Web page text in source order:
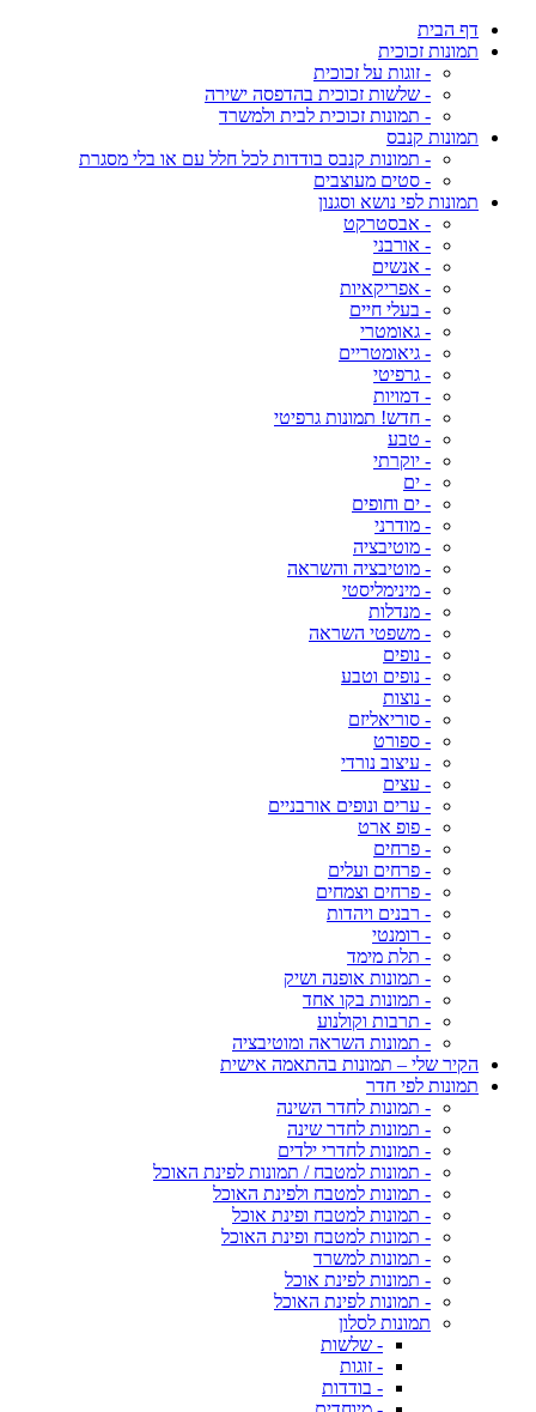
דף הבית
תמונות זכוכית
- זוגות על זכוכית
- שלשות זכוכית בהדפסה ישירה
- תמונות זכוכית לבית ולמשרד
תמונות קנבס
- תמונות קנבס בודדות לכל חלל עם או בלי מסגרת
- סטים מעוצבים
תמונות לפי נושא וסגנון
- אבסטרקט
- אורבני
- אנשים
- אפריקאיות
- בעלי חיים
- גאומטרי
- גיאומטריים
- גרפיטי
- דמויות
- חדש! תמונות גרפיטי
- טבע
- יוקרתי
- ים
- ים וחופים
- מודרני
- מוטיבציה
- מוטיבציה והשראה
- מינימליסטי
- מנדלות
- משפטי השראה
- נופים
- נופים וטבע
- נוצות
- סוריאליזם
- ספורט
- עיצוב נורדי
- עצים
- ערים ונופים אורבניים
- פופ ארט
- פרחים
- פרחים ועלים
- פרחים וצמחים
- רבנים ויהדות
- רומנטי
- תלת מימד
- תמונות אופנה ושיק
- תמונות בקו אחד
- תרבות וקולנוע
- תמונות השראה ומוטיבציה
הקיר שלי – תמונות בהתאמה אישית
תמונות לפי חדר
- תמונות לחדר השינה
- תמונות לחדר שינה
- תמונות לחדרי ילדים
- תמונות למטבח / תמונות לפינת האוכל
- תמונות למטבח ולפינת האוכל
- תמונות למטבח ופינת אוכל
- תמונות למטבח ופינת האוכל
- תמונות למשרד
- תמונות לפינת אוכל
- תמונות לפינת האוכל
תמונות לסלון
- שלשות
- זוגות
- בודדות